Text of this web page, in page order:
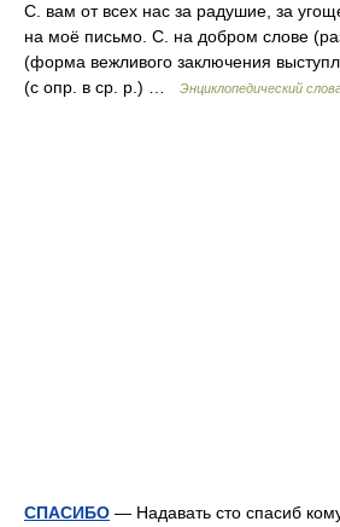
С. вам от всех нас за радушие, за
на моё письмо. С. на добром слове
(форма вежливого заключения
(с опр. в ср. р.) …
Энциклопедический
СПАСИБО — Надавать сто спасиб